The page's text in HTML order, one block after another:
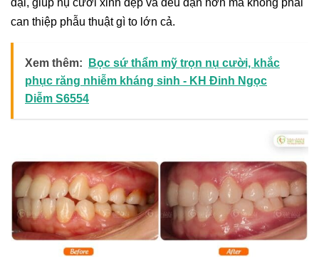
can thiệp phẫu thuật gì to lớn cả.
Xem thêm:
Bọc sứ thẩm mỹ trọn nụ cười, khắc
phục răng nhiễm kháng sinh - KH Đinh Ngọc
Diễm S6554